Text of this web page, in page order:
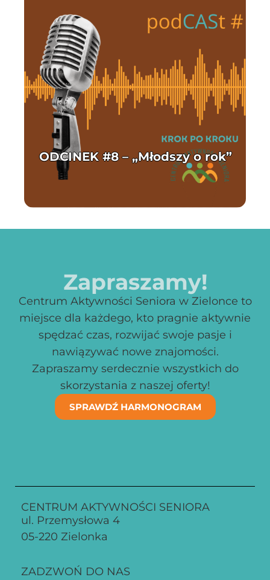
ODCINEK #8 – „Młodszy o rok”
Zapraszamy!
Centrum Aktywności Seniora w Zielonce to
miejsce dla każdego, kto pragnie aktywnie
spędzać czas, rozwijać swoje pasje i
nawiązywać nowe znajomości.
Zapraszamy serdecznie wszystkich do
skorzystania z naszej oferty!
SPRAWDŹ HARMONOGRAM
CENTRUM AKTYWNOŚCI SENIORA
ul. Przemysłowa 4
05-220 Zielonka
ZADZWOŃ DO NAS